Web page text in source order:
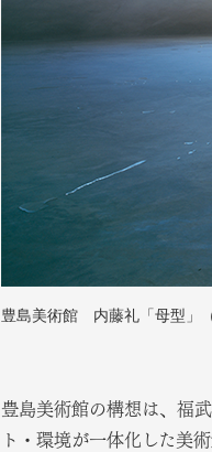
豊島美術館 内藤礼「母型」
豊島美術館の構想は、福
ト・環境が一体化した美